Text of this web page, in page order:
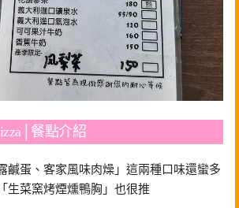
餐點介紹
鹹蛋、客家風味肉燥」這兩種口味還蠻多
生菜窯烤煙燻鴨胸」也很推